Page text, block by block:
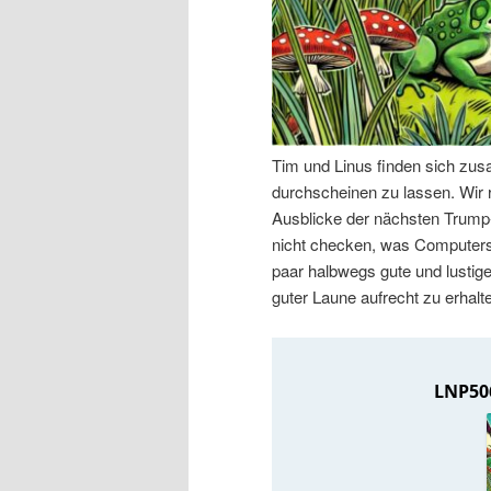
n
I
n
h
a
l
r
e
n
I
n
h
Tim und Linus finden sich
durchscheinen zu lassen. Wir
Ausblicke der nächsten
nicht checken, was
paar halbwegs gute und
guter Laune aufrecht zu